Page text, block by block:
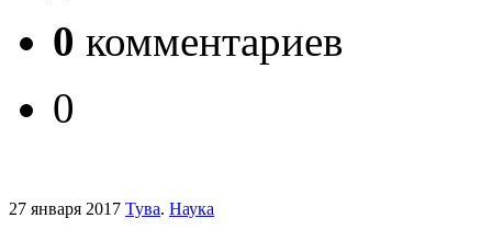
0 комментариев
0
27 января 2017 Тува. Наука